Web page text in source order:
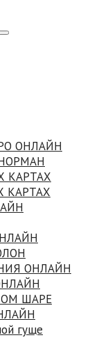
ОНЛАЙН
КАРТАХ
КАРТАХ
ОНЛАЙН
ШАРЕ
гуще